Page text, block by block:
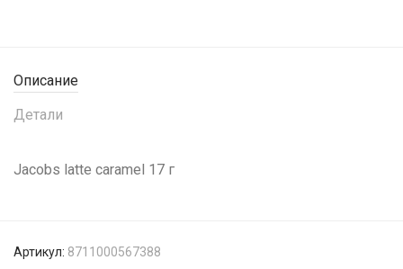
Описание
Детали
Jacobs latte caramel 17 г
Артикул: 8711000567388